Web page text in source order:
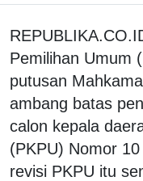
Pemilihan Umum
putusan
ambang batas
calon kepala
(PKPU) Nomor
revisi PKPU itu